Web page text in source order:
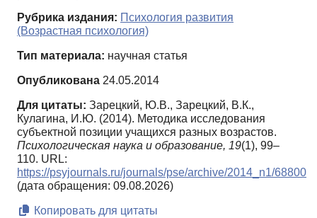
Рубрика издания: Психология развития
(Возрастная психология)
Тип материала: научная статья
Опубликована 24.05.2014
Для цитаты: Зарецкий, Ю.В., Зарецкий, В.К.,
Кулагина, И.Ю. (2014). Методика исследования
субъектной позиции учащихся разных возрастов.
Психологическая наука и образование, 19(1), 99–
110. URL:
https://psyjournals.ru/journals/pse/archive/2014_n1/68800
(дата обращения: 09.08.2026)
Копировать для цитаты